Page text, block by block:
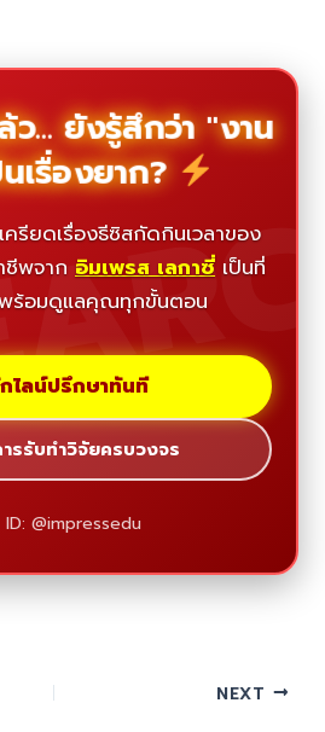
... ยังรู้สึกว่า "งาน
เรื่องยาก?
ครียดเรื่องธีซิสกัดกินเวลาของ
พจาก อิมเพรส เลกาซี่ เป็นที่
พร้อมดูแลคุณทุกขั้นตอน
ไลน์ปรึกษาทันที
รรับทำวิจัยครบวงจร
ID: @impressedu
NEXT